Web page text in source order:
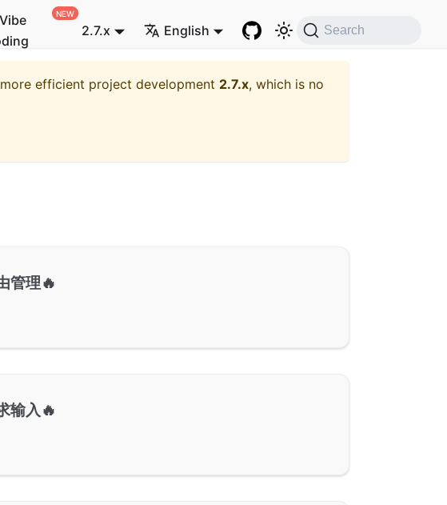
2.7.x English Search
efficient project development 2.7.x, which is no
管理🔥
输入🔥